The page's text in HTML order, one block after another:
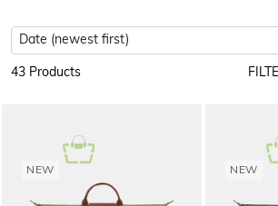
43 Products
NEW NEW